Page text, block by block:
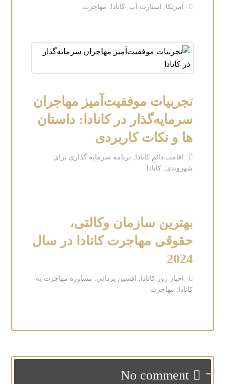
آمریکا استارت آپ کانادا مهاجرت
تجربیات موفقیت‌آمیز مهاجران
سرمایه‌گذار در کانادا: داستان
ها و نکات کاربردی
اقامت دائم کانادا
برنامه سرمایه گذاری برای
شهروندی کانادا
بهترین سازمان وکالتی،
حقوقی مهاجرت کانادا در سال
2024
اخبار روز کانادا افشین یزدانی
مشاوره مهاجرت به
کانادا
مهاجرت
No comment